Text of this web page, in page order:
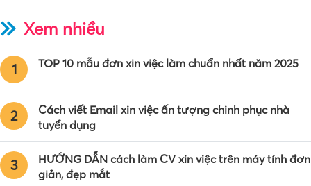
Xem nhiều
1 TOP 10 mẫu đơn xin việc làm chuẩn nhất năm 2025
2
Cách viết Email xin việc ấn tượng chinh phục nhà
tuyển dụng
3
HƯỚNG DẪN cách làm CV xin việc trên máy tính đơn
giản, đẹp mắt